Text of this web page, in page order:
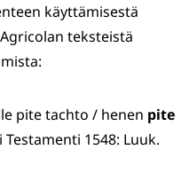
käyttämisestä
teksteistä
pite tachto / henen pite
Testamenti 1548: Luuk.